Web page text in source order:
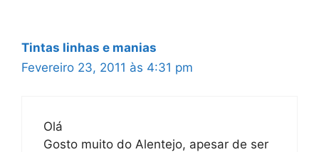
Tintas linhas e manias
Fevereiro 23, 2011 às 4:31 pm
Olá
Gosto muito do Alentejo, apesar de ser